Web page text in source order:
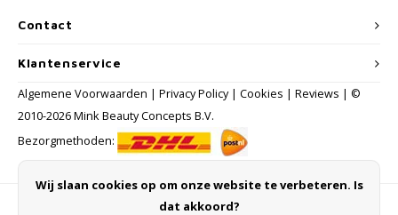
Contact
Klantenservice
Algemene Voorwaarden | Privacy Policy| Cookies | Reviews | ©
2010-2026 Mink Beauty Concepts B.V.
Bezorgmethoden:
Wij slaan cookies op om onze website te verbeteren. Is
dat akkoord?